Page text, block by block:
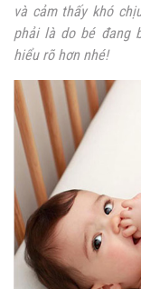
và cảm thấy khó
phải là do bé đang
hiểu rõ hơn nhé!